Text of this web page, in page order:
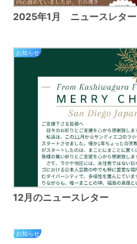
2025年1月 ニュースレター
お知らせ
12月のニュースレター
お知らせ